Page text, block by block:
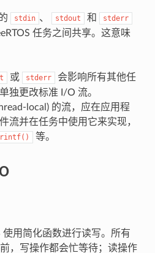
stdin 、 stdout 和 stderr
任务之间共享。这意味
或 stderr
会影响所有其他任
独更改标准 I/O 流。
local) 的流，应在应用程
流并在任务中使用它来实现，
等。
使用简化函数进行读写。所有
，写操作都会忙等待；读操作